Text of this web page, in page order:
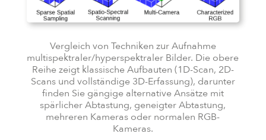
Vergleich von Techniken zur Aufnahme
multispektraler/hyperspektraler Bilder. Die obere
Reihe zeigt klassische Aufbauten (1D-Scan, 2D-
Scans und vollständige 3D-Erfassung), darunter
finden Sie gängige alternative Ansätze mit
spärlicher Abtastung, geneigter Abtastung,
mehreren Kameras oder normalen RGB-
Kameras.